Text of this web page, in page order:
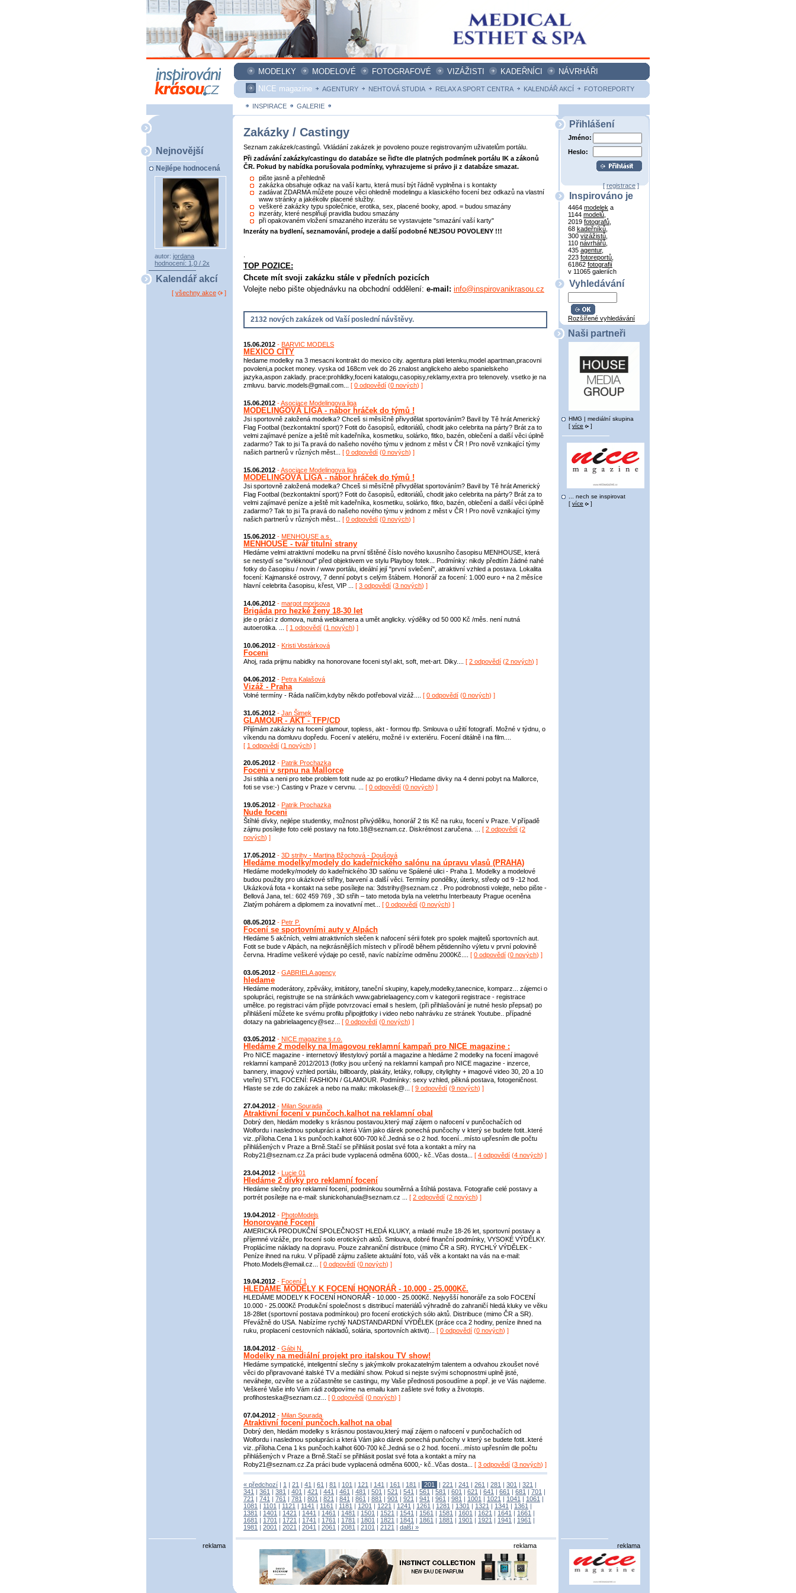
MODELKY MODELOVÉ FOTOGRAFOVÉ VIZÁŽISTI KADEŘNÍCI
NÁVRHÁŘI
NICE magazine
AGENTURY NEHTOVÁ STUDIA RELAX A SPORT CENTRA KALENDÁŘ AKCÍ FOTOREPORTY
INSPIRACE GALERIE
Nejnovější
Nejlépe hodnocená
autor: jordana
hodnocení: 1,0 / 2x
Kalendář akcí
[ všechny akce ]
Zakázky / Castingy
Seznam zakázek/castingů. Vkládání zakázek je povoleno pouze registrovaným uživatelům portálu.
Při zadávání zakázky/castingu do databáze se řiďte dle platných podmínek portálu IK a zákonů
ČR. Pokud by nabídka porušovala podmínky, vyhrazujeme si právo ji z databáze smazat.
pište jasně a přehledně
zakázka obsahuje odkaz na vaší kartu, která musí být řádně vyplněna i s kontakty
zadávat ZDARMA můžete pouze věci ohledně modelingu a klasického focení bez odkazů na vlastní
www stránky a jakékoliv placené služby.
veškeré zakázky typu společnice, erotika, sex, placené booky, apod. = budou smazány
inzeráty, které nesplňují pravidla budou smazány
při opakovaném vložení smazaného inzerátu se vystavujete "smazání vaší karty"
Inzeráty na bydlení, seznamování, prodeje a další podobné NEJSOU POVOLENY !!!
TOP POZICE:
Chcete mít svoji zakázku stále v předních pozicích
Volejte nebo pište objednávku na obchodní oddělení: e-mail: info@inspirovanikrasou.cz
2132 nových zakázek od Vaší poslední návštěvy.
15.06.2012 - BARVIC MODELS
MEXICO CITY
hledame modelky na 3 mesacni kontrakt do mexico city. agentura plati letenku,model apartman,pracovni
povoleni,a pocket money. vyska od 168cm vek do 26 znalost anglickeho alebo spanielskeho
jazyka,aspon zaklady. prace:prohlidky,foceni katalogu,casopisy,reklamy,extra pro telenovely. vsetko je na
zmluvu. barvic.models@gmail.com... [ 0 odpovědí (0 nových) ]
15.06.2012 -Asociace Modelingova liga
MODELINGOVÁ LIGA - nábor hráček do týmů !
Jsi sportovně založená modelka? Chceš si měsíčně přivydělat sportováním? Bavil by Tě hrát Americký
Flag Footbal (bezkontaktní sport)? Fotit do časopisů, editoriálů, chodit jako celebrita na párty? Brát za to
velmi zajímavé peníze a ještě mít kadeřníka, kosmetiku, solárko, fitko, bazén, oblečení a další věci úplně
zadarmo? Tak to jsi Ta pravá do našeho nového týmu v jednom z měst v ČR ! Pro nově vznikající týmy
našich partnerů v různých měst... [ 0 odpovědí (0 nových) ]
15.06.2012 -Asociace Modelingova liga
MODELINGOVÁ LIGA - nábor hráček do týmů !
Jsi sportovně založená modelka? Chceš si měsíčně přivydělat sportováním? Bavil by Tě hrát Americký
Flag Footbal (bezkontaktní sport)? Fotit do časopisů, editoriálů, chodit jako celebrita na párty? Brát za to
velmi zajímavé peníze a ještě mít kadeřníka, kosmetiku, solárko, fitko, bazén, oblečení a další věci úplně
zadarmo? Tak to jsi Ta pravá do našeho nového týmu v jednom z měst v ČR ! Pro nově vznikající týmy
našich partnerů v různých měst... [ 0 odpovědí (0 nových) ]
15.06.2012 - MENHOUSE a.s.
MENHOUSE - tvář titulní strany
Hledáme velmi atraktivní modelku na první tištěné číslo nového luxusního časopisu MENHOUSE, která
se nestydí se "svléknout" před objektivem ve stylu Playboy fotek... Podmínky: nikdy předtím žádné nahé
fotky do časopisu / novin / www portálu, ideální její "první svlečení", atraktivní vzhled a postava. Lokalita
focení: Kajmanské ostrovy, 7 denní pobyt s celým štábem. Honorář za focení: 1.000 euro + na 2 měsíce
hlavní celebrita časopisu, křest, VIP ... [ 3 odpovědí (3 nových) ]
14.06.2012 - margot morisova
Brigáda pro hezké ženy 18-30 let
jde o práci z domova, nutná webkamera a umět anglicky. výdělky od 50 000 Kč /měs. není nutná
autoerotika. ... [ 1 odpovědí (1 nových) ]
10.06.2012 - Kristi Vostárková
Foceni
Ahoj, rada prijmu nabidky na honorovane foceni styl akt, soft, met-art. Diky.... [ 2 odpovědí (2 nových) ]
04.06.2012 - Petra Kalašová
Vizáž - Praha
Volné termíny - Ráda nalíčim,kdyby někdo potřeboval vizáž.... [ 0 odpovědí (0 nových) ]
31.05.2012 - Jan Šimek
GLAMOUR - AKT - TFP/CD
Přijímám zakázky na focení glamour, topless, akt - formou tfp. Smlouva o užití fotografí. Možné v týdnu, o
víkendu na domluvu dopředu. Focení v ateliéru, možné i v exteriéru. Focení ditálně i na film....
[ 1 odpovědí (1 nových) ]
20.05.2012 - Patrik Prochazka
Foceni v srpnu na Mallorce
Jsi stihla a neni pro tebe problem fotit nude az po erotiku? Hledame divky na 4 denni pobyt na Mallorce,
foti se vse:-) Casting v Praze v cervnu. ... [ 0 odpovědí (0 nových) ]
19.05.2012 - Patrik Prochazka
Nude foceni
Štíhlé dívky, nejlépe studentky, možnost přivýdělku, honorář 2 tis Kč na ruku, focení v Praze. V případě
zájmu posílejte foto celé postavy na foto.18@seznam.cz. Diskrétnost zaručena. ... [ 2 odpovědí (2
nových) ]
17.05.2012 - 3D strihy - Martina Bžochová - Doušová
Hledáme modelky/modely do kadeřnického salónu na úpravu vlasů (PRAHA)
Hledáme modelky/modely do kadeřnického 3D salónu ve Spálené ulici - Praha 1. Modelky a modelové
budou použity pro ukázkové střihy, barvení a další věci. Termíny pondělky, úterky, středy od 9 -12 hod.
Ukázková fota + kontakt na sebe posílejte na: 3dstrihy@seznam.cz . Pro podrobnosti volejte, nebo pište -
Bellová Jana, tel.: 602 459 769 , 3D střih – tato metoda byla na veletrhu Interbeauty Prague oceněna
Zlatým pohárem a diplomem za inovativní met... [ 0 odpovědí (0 nových) ]
08.05.2012 - Petr P.
Focení se sportovními auty v Alpách
Hledáme 5 akčních, velmi atraktivních slečen k nafocení sérii fotek pro spolek majitelů sportovních aut.
Fotit se bude v Alpách, na nejkrásnějších místech v přírodě během pětidenního výletu v první polovině
června. Hradíme veškeré výdaje po cestě, navíc nabízíme odměnu 2000Kč.... [ 0 odpovědí (0 nových) ]
03.05.2012 - GABRIELA agency
hledame
Hledáme moderátory, zpěváky, imitátory, taneční skupiny, kapely,modelky,tanecnice, komparz... zájemci o
spolupráci, registrujte se na stránkách www.gabrielaagency.com v kategorii registrace - registrace
umělce. po registraci vám příjde potvrzovací email s heslem, (při přihlašování je nutné heslo přepsat) po
přihlášení můžete ke svému profilu připojitfotky i video nebo nahrávku ze stránek Youtube.. případné
dotazy na gabrielaagency@sez... [ 0 odpovědí (0 nových) ]
03.05.2012 - NICE magazine s.r.o.
Hledáme 2 modelky na Imagovou reklamní kampaň pro NICE magazine :
Pro NICE magazine - internetový lifestylový portál a magazine a hledáme 2 modelky na focení imagové
reklamní kampaně 2012/2013 (fotky jsou určený na reklamní kampaň pro NICE magazine - inzerce,
bannery, imagový vzhled portálu, billboardy, plakáty, letáky, rollupy, citylighty + imagové video 30, 20 a 10
vteřin) STYL FOCENÍ: FASHION / GLAMOUR. Podmínky: sexy vzhled, pěkná postava, fotogeničnost.
Hlaste se zde do zakázek a nebo na mailu: mikolasek@... [ 9 odpovědí (9 nových) ]
27.04.2012 - Milan Sourada
Atraktivní focení v punčoch.kalhot na reklamní obal
Dobrý den, hledám modelky s krásnou postavou,který mají zájem o nafocení v punčochačích od
Wolfordu i naslednou spolupráci a která Vám jako dárek ponechá punčochy v který se budete fotit..které
viz..příloha.Cena 1 ks punčoch.kalhot 600-700 kč.Jedná se o 2 hod. focení...místo upřesním dle počtu
přihlášených v Praze a Brně.Stačí se přihlásit poslat své fota a kontakt a míry na
Roby21@seznam.cz.Za práci bude vyplacená odměna 6000,- kč..Včas dosta... [ 4 odpovědí (4 nových) ]
23.04.2012 - Lucie 01
Hledáme 2 dívky pro reklamní focení
Hledáme slečny pro reklamní focení, podmínkou souměrná a štíhlá postava. Fotografie celé postavy a
portrét posílejte na e-mail: slunickohanula@seznam.cz ... [ 2 odpovědí (2 nových) ]
19.04.2012 - PhotoModels
Honorované Focení
AMERICKÁ PRODUKČNÍ SPOLEČNOST HLEDÁ KLUKY, a mladé muže 18-26 let, sportovní postavy a
příjemné vizáže, pro focení solo erotických aktů. Smlouva, dobré finanční podmínky, VYSOKÉ VÝDĚLKY.
Proplácíme náklady na dopravu. Pouze zahraniční distribuce (mimo ČR a SR). RYCHLÝ VÝDĚLEK -
Peníze ihned na ruku. V případě zájmu zašlete aktuální foto, váš věk a kontakt na vás na e-mail:
Photo.Models@email.cz... [ 0 odpovědí (0 nových) ]
19.04.2012 - Focení 1
HLEDÁME MODELY K FOCENÍ HONORÁŘ - 10.000 - 25.000Kč.
HLEDÁME MODELY K FOCENÍ HONORÁŘ - 10.000 - 25.000Kč. Nejvyšší honoráře za solo FOCENÍ
10.000 - 25.000Kč Produkční společnost s distribucí materiálů výhradně do zahraničí hledá kluky ve věku
18-28let (sportovní postava podmínkou) pro focení erotických sólo aktů. Distribuce (mimo ČR a SR).
Převážně do USA. Nabízíme rychlý NADSTANDARDNÍ VÝDĚLEK (práce cca 2 hodiny, peníze ihned na
ruku, proplacení cestovních nákladů, solária, sportovních aktivit)... [ 0 odpovědí (0 nových) ]
18.04.2012 - Gábi N.
Modelky na mediální projekt pro italskou TV show!
Hledáme sympatické, inteligentní slečny s jakýmkoliv prokazatelným talentem a odvahou zkoušet nové
věci do připravované italské TV a mediální show. Pokud si nejste svými schopnostmi uplně jisté,
neváhejte, ozvěte se a zúčastněte se castingu, my Vaše přednosti posoudíme a popř. je ve Vás najdeme.
Veškeré Vaše info Vám rádi zodpovíme na emailu kam zašlete své fotky a životopis.
profihosteska@seznam.cz... [ 0 odpovědí (0 nových) ]
07.04.2012 - Milan Sourada
Atraktivní focení punčoch.kalhot na obal
Dobrý den, hledám modelky s krásnou postavou,který mají zájem o nafocení v punčochačích od
Wolfordu i naslednou spolupráci a která Vám jako dárek ponechá punčochy v který se budete fotit..které
viz..příloha.Cena 1 ks punčoch.kalhot 600-700 kč.Jedná se o 2 hod. focení...místo upřesním dle počtu
přihlášených v Praze a Brně.Stačí se přihlásit poslat své fota a kontakt a míry na
Roby21@seznam.cz.Za práci bude vyplacená odměna 6000,- kč..Včas dosta... [ 3 odpovědí (3 nových) ]
« předchozí | 1 | 21 | 41 | 61 | 81 | 101 | 121 | 141 | 161 | 181 | 201 | 221 | 241 | 261 | 281 | 301 | 321 |
341 | 361 | 381 | 401 | 421 | 441 | 461 | 481 | 501 | 521 | 541 | 561 | 581 | 601 | 621 | 641 | 661 | 681 | 701 |
721 | 741 | 761 | 781 | 801 | 821 | 841 | 861 | 881 | 901 | 921 | 941 | 961 | 981 | 1001 | 1021 | 1041 | 1061 |
1081 | 1101 | 1121 | 1141 | 1161 | 1181 | 1201 | 1221 | 1241 | 1261 | 1281 | 1301 | 1321 | 1341 | 1361 |
1381 | 1401 | 1421 | 1441 | 1461 | 1481 | 1501 | 1521 | 1541 | 1561 | 1581 | 1601 | 1621 | 1641 | 1661 |
1681 | 1701 | 1721 | 1741 | 1761 | 1781 | 1801 | 1821 | 1841 | 1861 | 1881 | 1901 | 1921 | 1941 | 1961 |
1981 | 2001 | 2021 | 2041 | 2061 | 2081 | 2101 | 2121 | další »
Přihlášení
Jméno:
Heslo:
[registrace]
Inspirováno je
4464 modelek a
1144 modelů
2019 fotografů
68 kadeřníků
300 vizážistů
110 návrhářů
435 agentur,
223 fotoreportů
61862 fotografií
v 11065 galeriích
Vyhledávání
Rozšířené vyhledávání
Naši partneři
HMG | mediální skupina
[ více ]
... nech se inspirovat
[ více ]
reklama reklama reklama